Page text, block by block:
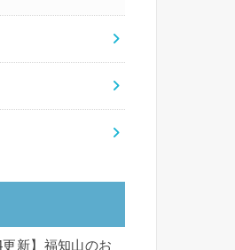
更新】福知山のお